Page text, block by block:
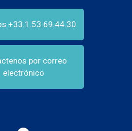
+33.1.53.69.44.30
por correo
electrónico